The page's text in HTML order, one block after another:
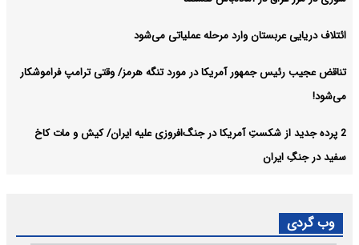
ائتلاف دریایی عربستان وارد مرحله عملیاتی می‌شود
تناقض عجیب رئیس جمهور آمریکا در مورد تنگه هرمز/ وقتی ترامپ فراموشکار
می‌شود!
2 پرده جدید از شکستِ آمریکا در جنگ‌افروزی علیه ایران/ کیش و مات کاخ
سفید در جنگِ ایران
وب گردی